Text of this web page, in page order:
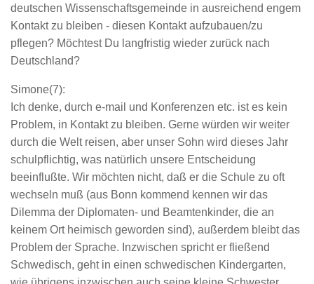
deutschen Wissenschaftsgemeinde in ausreichend engem
Kontakt zu bleiben - diesen Kontakt aufzubauen/zu
pflegen? Möchtest Du langfristig wieder zurück nach
Deutschland?
Simone(7):
Ich denke, durch e-mail und Konferenzen etc. ist es kein
Problem, in Kontakt zu bleiben. Gerne würden wir weiter
durch die Welt reisen, aber unser Sohn wird dieses Jahr
schulpflichtig, was natürlich unsere Entscheidung
beeinflußte. Wir möchten nicht, daß er die Schule zu oft
wechseln muß (aus Bonn kommend kennen wir das
Dilemma der Diplomaten- und Beamtenkinder, die an
keinem Ort heimisch geworden sind), außerdem bleibt das
Problem der Sprache. Inzwischen spricht er fließend
Schwedisch, geht in einen schwedischen Kindergarten,